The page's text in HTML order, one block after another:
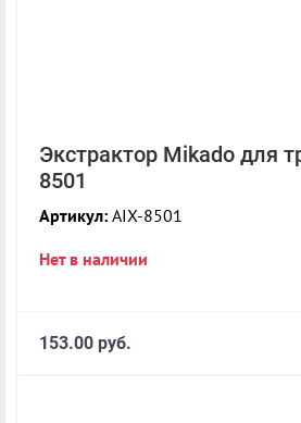
Экстрактор Mikado для
8501
Артикул: AIX-8501
Нет в наличии
153.00 руб.